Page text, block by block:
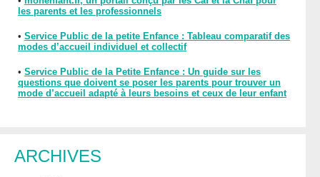
les parents et les professionnels
• Service Public de la petite Enfance : Tableau comparatif des
modes d’accueil individuel et collectif
• Service Public de la Petite Enfance : Un guide sur les
questions que doivent se poser les parents pour trouver un
mode d’accueil adapté à leurs besoins et ceux de leur enfant
ARCHIVES